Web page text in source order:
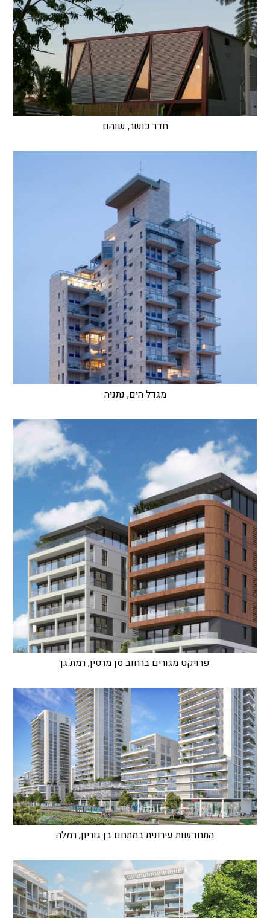
חדר כושר, שוהם
מגדל הים, נתניה
פרויקט מגורים ברחוב סן מרטין, רמת גן
התחדשות עירונית במתחם בן גוריון, רמלה